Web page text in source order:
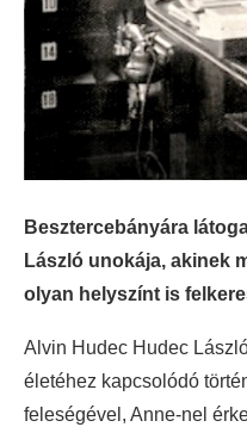
Besztercebányára
László unokája, akinek
olyan helyszínt is
Alvin Hudec Hudec
életéhez kapcsolódó
feleségével, Anne-nel